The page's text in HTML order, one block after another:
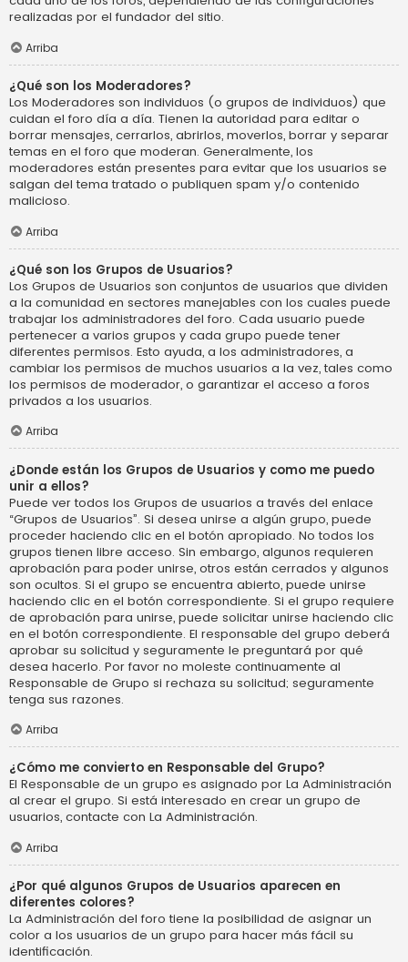
realizadas por el fundador del sitio.
Arriba
¿Qué son los Moderadores?
Los Moderadores son individuos (o grupos de individuos) que
cuidan el foro día a día. Tienen la autoridad para editar o
borrar mensajes, cerrarlos, abrirlos, moverlos, borrar y separar
temas en el foro que moderan. Generalmente, los
moderadores están presentes para evitar que los usuarios se
salgan del tema tratado o publiquen spam y/o contenido
malicioso.
Arriba
¿Qué son los Grupos de Usuarios?
Los Grupos de Usuarios son conjuntos de usuarios que dividen
a la comunidad en sectores manejables con los cuales puede
trabajar los administradores del foro. Cada usuario puede
pertenecer a varios grupos y cada grupo puede tener
diferentes permisos. Esto ayuda, a los administradores, a
cambiar los permisos de muchos usuarios a la vez, tales como
los permisos de moderador, o garantizar el acceso a foros
privados a los usuarios.
Arriba
¿Donde están los Grupos de Usuarios y como me puedo
unir a ellos?
Puede ver todos los Grupos de usuarios a través del enlace
“Grupos de Usuarios”. Si desea unirse a algún grupo, puede
proceder haciendo clic en el botón apropiado. No todos los
grupos tienen libre acceso. Sin embargo, algunos requieren
aprobación para poder unirse, otros están cerrados y algunos
son ocultos. Si el grupo se encuentra abierto, puede unirse
haciendo clic en el botón correspondiente. Si el grupo requiere
de aprobación para unirse, puede solicitar unirse haciendo clic
en el botón correspondiente. El responsable del grupo deberá
aprobar su solicitud y seguramente le preguntará por qué
desea hacerlo. Por favor no moleste continuamente al
Responsable de Grupo si rechaza su solicitud; seguramente
tenga sus razones.
Arriba
¿Cómo me convierto en Responsable del Grupo?
El Responsable de un grupo es asignado por La Administración
al crear el grupo. Si está interesado en crear un grupo de
usuarios, contacte con La Administración.
Arriba
¿Por qué algunos Grupos de Usuarios aparecen en
diferentes colores?
La Administración del foro tiene la posibilidad de asignar un
color a los usuarios de un grupo para hacer más fácil su
identificación.